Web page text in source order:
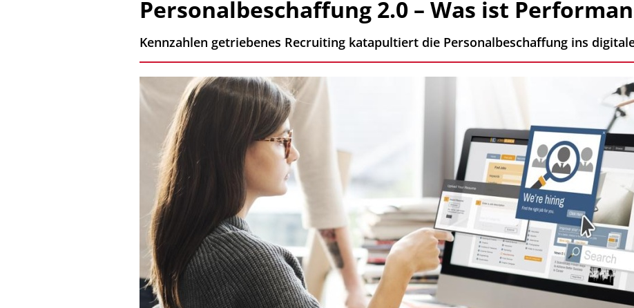
Personalbeschaffung 2.0 – Was ist
Kennzahlen getriebenes Recruiting katapultiert die Personalbeschaffung ins